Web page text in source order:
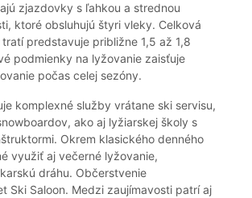
zjazdovky s ľahkou a strednou
ktoré obsluhujú štyri vleky. Celková
predstavuje približne 1,5 až 1,8
podmienky na lyžovanie zaisťuje
počas celej sezóny.
komplexné služby vrátane ski servisu,
ako aj lyžiarskej školy s
Okrem klasického denného
využiť aj večerné lyžovanie,
dráhu. Občerstvenie
Ski Saloon. Medzi zaujímavosti patrí aj